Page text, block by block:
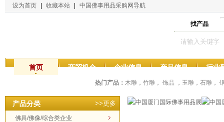
设为首页 收藏本站 中国佛事用品采购网导航
找产品
首页 商贸机会 企业信息 产品信息 行业
热门产品： 木雕，竹雕， 饰品 ，玉雕，石雕，
产品分类 >>更多
佛具/佛像/综合类企业